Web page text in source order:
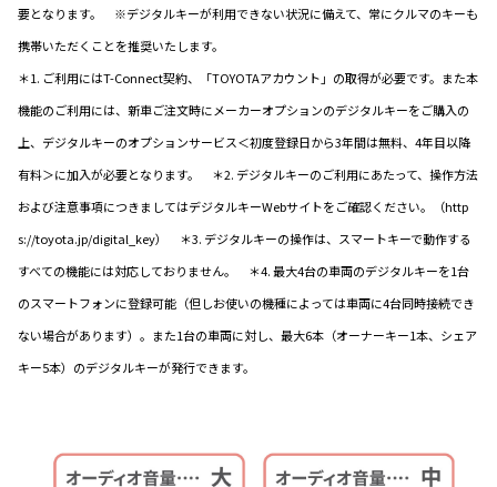
要となります。 ※デジタルキーが利用できない状況に備えて、常にクルマのキーも
携帯いただくことを推奨いたします。
＊1. ご利用にはT-Connect契約、「TOYOTAアカウント」の取得が必要です。また本
機能のご利用には、新車ご注文時にメーカーオプションのデジタルキーをご購入の
上、デジタルキーのオプションサービス＜初度登録日から3年間は無料、4年目以降
有料＞に加入が必要となります。 ＊2. デジタルキーのご利用にあたって、操作方法
および注意事項につきましてはデジタルキーWebサイトをご確認ください。（http
s://toyota.jp/digital_key） ＊3. デジタルキーの操作は、スマートキーで動作する
すべての機能には対応しておりません。 ＊4. 最大4台の車両のデジタルキーを1台
のスマートフォンに登録可能（但しお使いの機種によっては車両に4台同時接続でき
ない場合があります）。また1台の車両に対し、最大6本（オーナーキー1本、シェア
キー5本）のデジタルキーが発行できます。